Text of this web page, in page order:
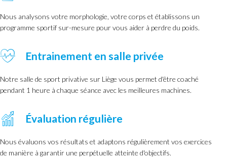
Nous analysons votre morphologie, votre corps et établissons un
programme sportif sur-mesure pour vous aider à perdre du poids.
Entrainement en salle privée
Notre salle de sport privative sur Liège vous permet d'être coaché
pendant 1 heure à chaque séance avec les meilleures machines.
Évaluation régulière
Nous évaluons vos résultats et adaptons régulièrement vos exercices
de manière à garantir une perpétuelle atteinte d'objectifs.